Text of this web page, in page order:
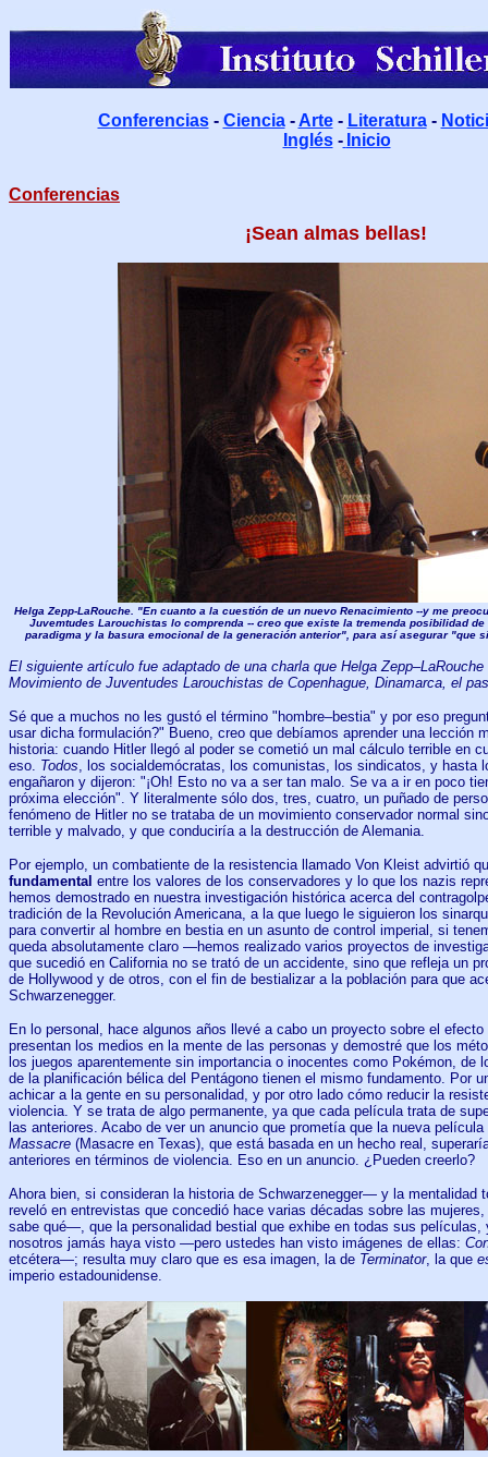
Conferencias- Ciencia- Arte- Literatura-
Inglés- Inicio
Conferencias
¡Sean almas bellas!
Helga Zepp-LaRouche. "En cuanto a la cuestión de un nuevo Renacimiento --y me
Juvemtudes Larouchistas lo comprenda -- creo que existe la tremenda posibilidad
paradigma y la basura emocional de la generación anterior", para así asegurar "que
El siguiente artículo fue adaptado de una charla que Helga
Movimiento de Juventudes Larouchistas de Copenhague, Dinamarca, el
Sé que a muchos no les gustó el término "hombre–bestia" y por eso
usar dicha formulación?" Bueno, creo que debíamos aprender una lección
historia: cuando Hitler llegó al poder se cometió un mal cálculo terrible en
eso. Todos, los socialdemócratas, los comunistas, los sindicatos, y hasta
engañaron y dijeron: "¡Oh! Esto no va a ser tan malo. Se va a ir en poco
próxima elección". Y literalmente sólo dos, tres, cuatro, un puñado de
fenómeno de Hitler no se trataba de un movimiento conservador normal
terrible y malvado, y que conduciría a la destrucción de Alemania.
Por ejemplo, un combatiente de la resistencia llamado Von Kleist advirtió
fundamental entre los valores de los conservadores y lo que los nazis
hemos demostrado en nuestra investigación histórica acerca del
tradición de la Revolución Americana, a la que luego le siguieron los
para convertir al hombre en bestia en un asunto de control imperial, si
queda absolutamente claro —hemos realizado varios proyectos de
que sucedió en California no se trató de un accidente, sino que refleja un
de Hollywood y de otros, con el fin de bestializar a la población para que
Schwarzenegger.
En lo personal, hace algunos años llevé a cabo un proyecto sobre el
presentan los medios en la mente de las personas y demostré que los
los juegos aparentemente sin importancia o inocentes como Pokémon, de
de la planificación bélica del Pentágono tienen el mismo fundamento. Por
achicar a la gente en su personalidad, y por otro lado cómo reducir la
violencia. Y se trata de algo permanente, ya que cada película trata de
las anteriores. Acabo de ver un anuncio que prometía que la nueva película
Massacre (Masacre en Texas), que está basada en un hecho real,
anteriores en términos de violencia. Eso en un anuncio. ¿Pueden creerlo?
Ahora bien, si consideran la historia de Schwarzenegger— y la mentalidad
reveló en entrevistas que concedió hace varias décadas sobre las
sabe qué—, que la personalidad bestial que exhibe en todas sus películas,
nosotros jamás haya visto —pero ustedes han visto imágenes de ellas:
etcétera—; resulta muy claro que es esa imagen, la de Terminator, la que
imperio estadounidense.